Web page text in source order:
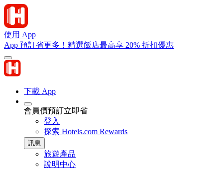
使用 App
App 預訂省更多！精選飯店最高享 20% 折扣優惠
下載 App
會員價預訂立即省
登入
探索 Hotels.com Rewards
訊息
旅遊產品
說明中心